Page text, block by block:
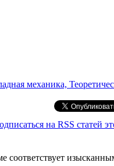
механика,
на RSS статей